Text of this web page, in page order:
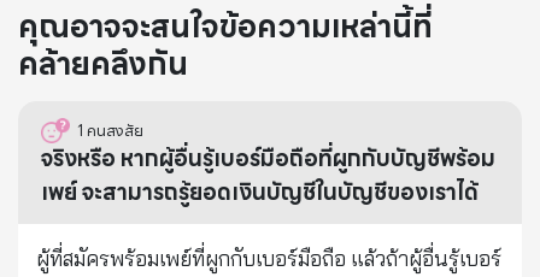
คุณอาจจะสนใจข้อความเหล่านี้ที่
คล้ายคลึงกัน
1 คนสงสัย
จริงหรือ หากผู้อื่นรู้เบอร์มือถือที่ผูกกับบัญชีพร้อม
เพย์ จะสามารถรู้ยอดเงินบัญชีในบัญชีของเราได้
ผู้ที่สมัครพร้อมเพย์ที่ผูกกับเบอร์มือถือ แล้วถ้าผู้อื่นรู้เบอร์